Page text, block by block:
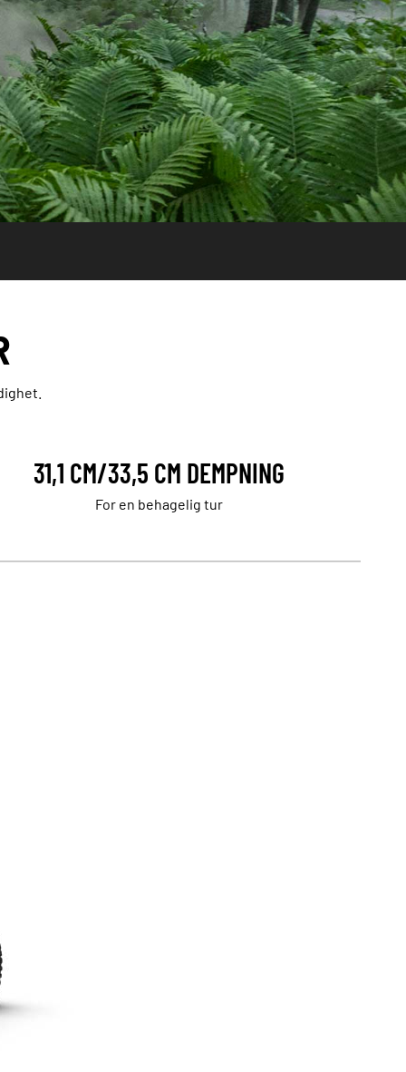
31,1 CM/33,5 CM DEMPNING
For en behagelig tur